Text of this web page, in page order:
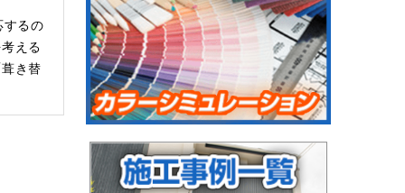
するの
える
き替